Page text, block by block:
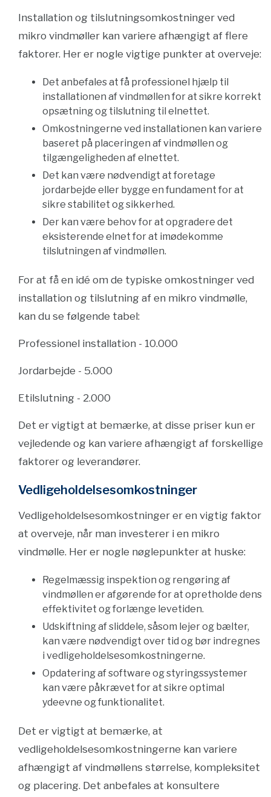
Installation og tilslutningsomkostninger ved
mikro vindmøller kan variere afhængigt af flere
faktorer. Her er nogle vigtige punkter at overveje:
Det anbefales at få professionel hjælp til
installationen af vindmøllen for at sikre korrekt
opsætning og tilslutning til elnettet.
Omkostningerne ved installationen kan variere
baseret på placeringen af vindmøllen og
tilgængeligheden af elnettet.
Det kan være nødvendigt at foretage
jordarbejde eller bygge en fundament for at
sikre stabilitet og sikkerhed.
Der kan være behov for at opgradere det
eksisterende elnet for at imødekomme
tilslutningen af vindmøllen.
For at få en idé om de typiske omkostninger ved
installation og tilslutning af en mikro vindmølle,
kan du se følgende tabel:
Professionel installation - 10.000
Jordarbejde - 5.000
Etilslutning - 2.000
Det er vigtigt at bemærke, at disse priser kun er
vejledende og kan variere afhængigt af forskellige
faktorer og leverandører.
Vedligeholdelsesomkostninger
Vedligeholdelsesomkostninger er en vigtig faktor
at overveje, når man investerer i en mikro
vindmølle. Her er nogle nøglepunkter at huske:
Regelmæssig inspektion og rengøring af
vindmøllen er afgørende for at opretholde dens
effektivitet og forlænge levetiden.
Udskiftning af sliddele, såsom lejer og bælter,
kan være nødvendigt over tid og bør indregnes
i vedligeholdelsesomkostningerne.
Opdatering af software og styringssystemer
kan være påkrævet for at sikre optimal
ydeevne og funktionalitet.
Det er vigtigt at bemærke, at
vedligeholdelsesomkostningerne kan variere
afhængigt af vindmøllens størrelse, kompleksitet
og placering. Det anbefales at konsultere